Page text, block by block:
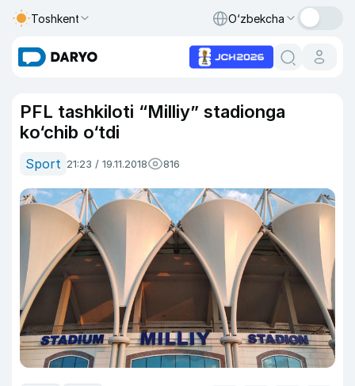
Toshkent O‘zbekcha
PFL tashkiloti “Milliy” stadionga
ko‘chib o‘tdi
Sport 21:23 / 19.11.2018 816